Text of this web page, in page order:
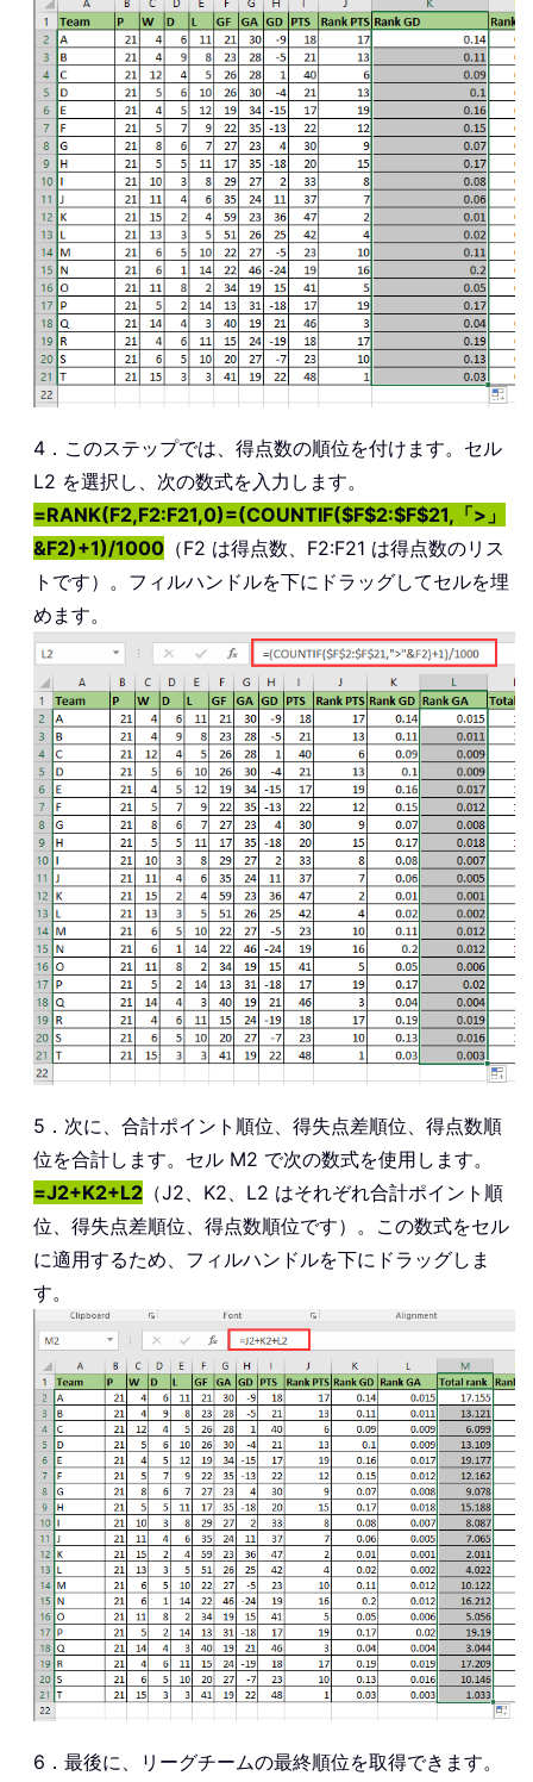
4．このステップでは、得点数の順位を付けます。セル
L2 を選択し、次の数式を入力します。
=RANK(F2,F2:F21,0)=(COUNTIF($F$2:$F$21,「>」
&F2)+1)/1000 （F2 は得点数、F2:F21 は得点数のリス
トです）。フィルハンドルを下にドラッグしてセルを埋
めます。
5．次に、合計ポイント順位、得失点差順位、得点数順
位を合計します。セル M2 で次の数式を使用します。
=J2+K2+L2 （J2、K2、L2 はそれぞれ合計ポイント順
位、得失点差順位、得点数順位です）。この数式をセル
に適用するため、フィルハンドルを下にドラッグしま
す。
6．最後に、リーグチームの最終順位を取得できます。